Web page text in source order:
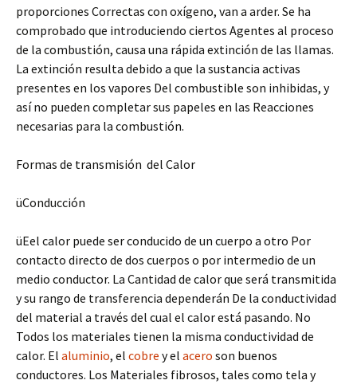
proporciones Correctas con oxígeno, van a arder. Se ha
comprobado que introduciendo ciertos Agentes al proceso
de la combustión, causa una rápida extinción de las llamas.
La extinción resulta debido a que la sustancia activas
presentes en los vapores Del combustible son inhibidas, y
así no pueden completar sus papeles en las Reacciones
necesarias para la combustión.
Formas de transmisión del Calor
üConducción
üEel calor puede ser conducido de un cuerpo a otro Por
contacto directo de dos cuerpos o por intermedio de un
medio conductor. La Cantidad de calor que será transmitida
y su rango de transferencia dependerán De la conductividad
del material a través del cual el calor está pasando. No
Todos los materiales tienen la misma conductividad de
calor. El aluminio, el cobre y el acero son buenos
conductores. Los Materiales fibrosos, tales como tela y